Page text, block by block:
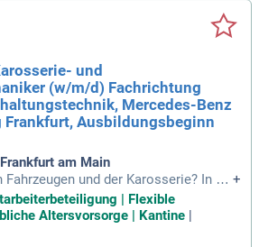
und
(w/m/d) Fachrichtung
Mercedes-Benz
Frankfurt, Ausbildungsbeginn
am Main
und der Karosserie? In un
du alles, um Autos, wie Mercedes-B
Du bewertest Karosserieschäd
Montagen durch, und wartest Fah
+
| Flexible
Altersvorsorge | Kantine |